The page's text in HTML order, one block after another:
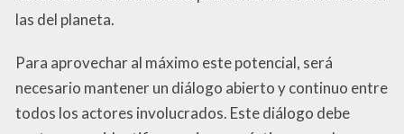
las del planeta.
Para aprovechar al máximo este potencial, será
necesario mantener un diálogo abierto y continuo entre
todos los actores involucrados. Este diálogo debe